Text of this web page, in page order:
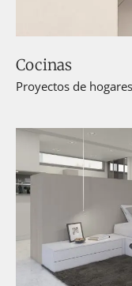
Cocinas
Proyectos de